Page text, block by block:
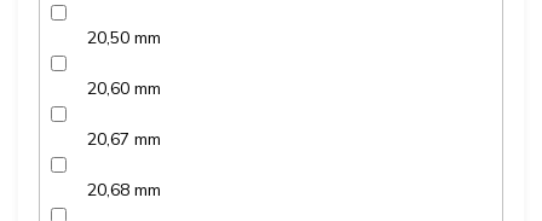
20,50 mm
20,60 mm
20,67 mm
20,68 mm